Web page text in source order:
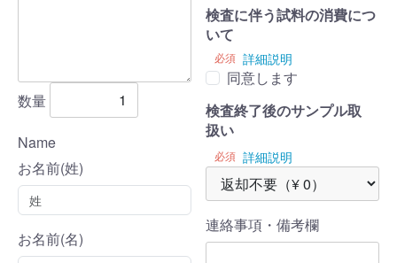
数量
Name
お名前(姓)
お名前(名)
検査に伴う試料の消費につ
いて
必須 詳細説明
同意します
検査終了後のサンプル取
扱い
必須 詳細説明
連絡事項・備考欄